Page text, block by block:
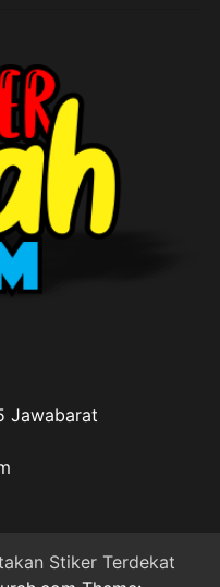
Jawabarat
Stiker Terdekat